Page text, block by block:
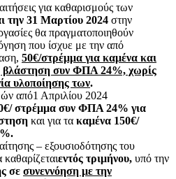
για καθαρισμούς των
την 31 Μαρτίου 2024 στην
θα πραγματοποιηθούν
που ίσχυε με την από
50€/στρέμμα για καμένα και
βλάστηση συν ΦΠΑ 24%, χωρίς
υλοποίησης των.
από1 Απριλίου 2024
στρέμμα συν ΦΠΑ 24% για
και για τα καμένα 150€/
– εξουσιοδότησης του
καθαρίζεταιεντός τριμήνου, υπό την
σε συνεννόηση με την